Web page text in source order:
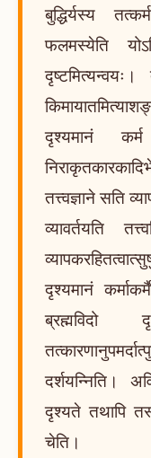
बुद्धिर्यस्य
फलमस्येति
दृष्टमित्यन्वयः।
दृश्यमानं
तत्त्वज्ञाने सति
व्यावर्तयति
दृश्यमानं
ब्रह्मविदो
दर्शयन्निति।
दृश्यते तथापि
चेति।